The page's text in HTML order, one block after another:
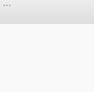
4300ELLSA半自动